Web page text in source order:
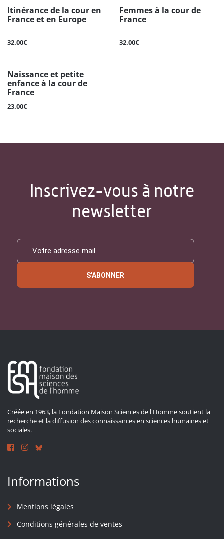
Itinérance de la cour en
France et en Europe
32.00€
Femmes à la cour de
France
32.00€
Naissance et petite
enfance à la cour de
France
23.00€
Inscrivez-vous à notre
newsletter
S'ABONNER
Créée en 1963, la Fondation Maison Sciences de l'Homme soutient la
recherche et la diffusion des connaissances en sciences humaines et
sociales.
Informations
Mentions légales
Conditions générales de ventes